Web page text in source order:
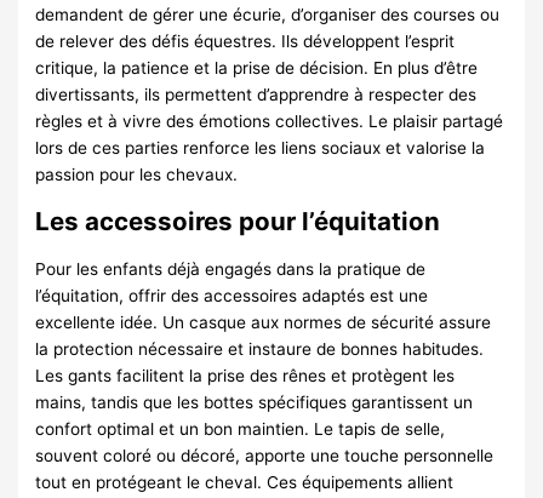
demandent de gérer une écurie, d’organiser des courses ou
de relever des défis équestres. Ils développent l’esprit
critique, la patience et la prise de décision. En plus d’être
divertissants, ils permettent d’apprendre à respecter des
règles et à vivre des émotions collectives. Le plaisir partagé
lors de ces parties renforce les liens sociaux et valorise la
passion pour les chevaux.
Les accessoires pour l’équitation
Pour les enfants déjà engagés dans la pratique de
l’équitation, offrir des accessoires adaptés est une
excellente idée. Un casque aux normes de sécurité assure
la protection nécessaire et instaure de bonnes habitudes.
Les gants facilitent la prise des rênes et protègent les
mains, tandis que les bottes spécifiques garantissent un
confort optimal et un bon maintien. Le tapis de selle,
souvent coloré ou décoré, apporte une touche personnelle
tout en protégeant le cheval. Ces équipements allient